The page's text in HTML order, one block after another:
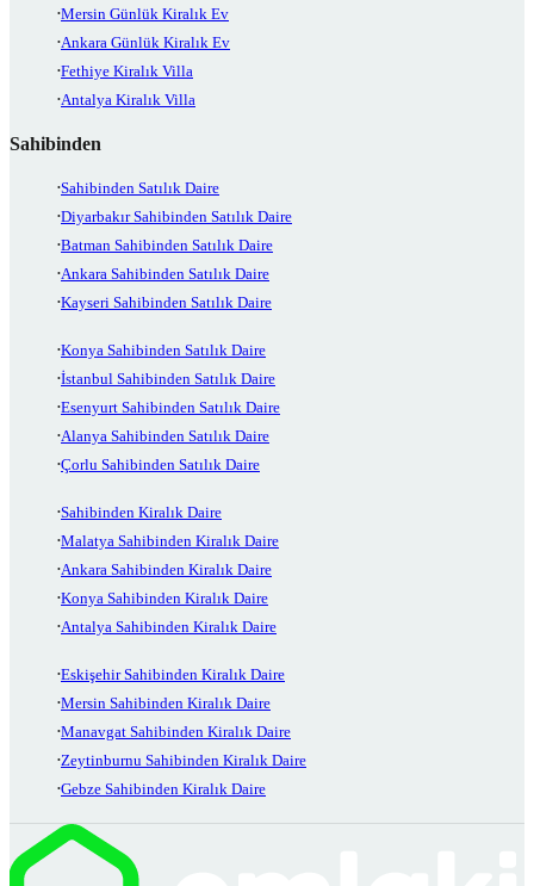
Mersin Günlük Kiralık Ev
Ankara Günlük Kiralık Ev
Fethiye Kiralık Villa
Antalya Kiralık Villa
Sahibinden
Sahibinden Satılık Daire
Diyarbakır Sahibinden Satılık Daire
Batman Sahibinden Satılık Daire
Ankara Sahibinden Satılık Daire
Kayseri Sahibinden Satılık Daire
Konya Sahibinden Satılık Daire
İstanbul Sahibinden Satılık Daire
Esenyurt Sahibinden Satılık Daire
Alanya Sahibinden Satılık Daire
Çorlu Sahibinden Satılık Daire
Sahibinden Kiralık Daire
Malatya Sahibinden Kiralık Daire
Ankara Sahibinden Kiralık Daire
Konya Sahibinden Kiralık Daire
Antalya Sahibinden Kiralık Daire
Eskişehir Sahibinden Kiralık Daire
Mersin Sahibinden Kiralık Daire
Manavgat Sahibinden Kiralık Daire
Zeytinburnu Sahibinden Kiralık Daire
Gebze Sahibinden Kiralık Daire